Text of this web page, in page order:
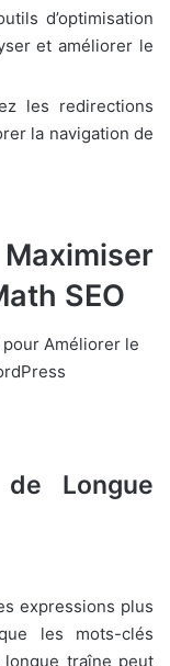
d’optimisation
et améliorer le
les redirections
la navigation de
SEO
Longue
expressions plus
les mots-clés
traîne peut